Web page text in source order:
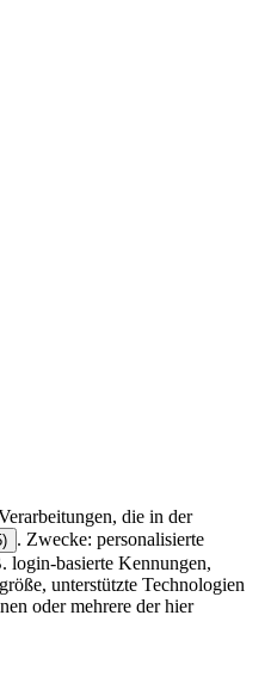
die in der
. Zwecke: personalisierte
login-basierte Kennungen,
unterstützte Technologien
oder mehrere der hier